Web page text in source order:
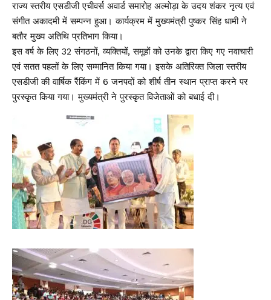
राज्य स्तरीय एसडीजी एचीवर्स अवार्ड समारोह अल्मोड़ा के उदय शंकर नृत्य एवं
संगीत अकादमी में सम्पन्न हुआ। कार्यक्रम में मुख्यमंत्री पुष्कर सिंह धामी ने
बतौर मुख्य अतिथि प्रतिभाग किया।
इस वर्ष के लिए 32 संगठनों, व्यक्तियों, समूहों को उनके द्वारा किए गए नवाचारी
एवं सतत पहलों के लिए सम्मानित किया गया। इसके अतिरिक्त जिला स्तरीय
एसडीजी की वार्षिक रैंकिंग में 6 जनपदों को शीर्ष तीन स्थान प्राप्त करने पर
पुरस्कृत किया गया। मुख्यमंत्री ने पुरस्कृत विजेताओं को बधाई दी।